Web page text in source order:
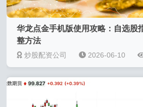
华龙点金手机版使用攻略：自选股
整方法
炒股配资公司 2026-06-10